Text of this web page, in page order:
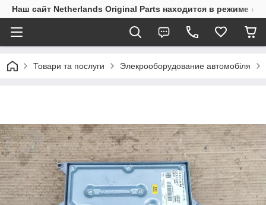
Наш сайт Netherlands Original Parts находится в режиме
Товари та послуги Элекрооборудование автомобіля